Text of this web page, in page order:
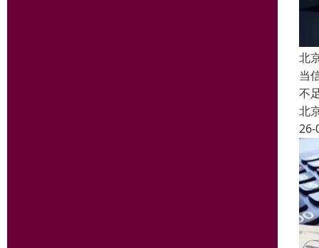
北
当
不
北
26-